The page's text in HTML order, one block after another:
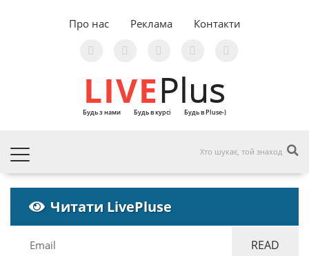
Про нас Реклама Контакти
LIVEPlus
Будь з нами Будь в курсі Будь в Pluse-)
Читати LivePluse